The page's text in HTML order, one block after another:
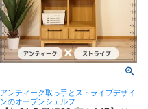
アンティーク取っ手とストライプデザイ
ンのオープンシェルフ